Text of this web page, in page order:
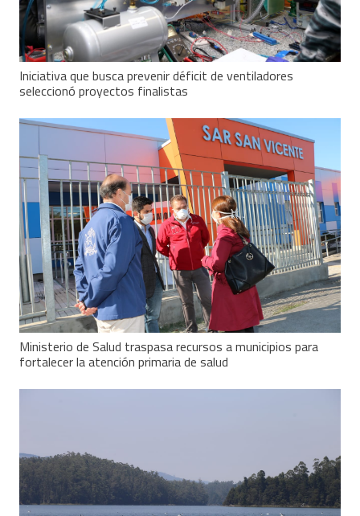
Iniciativa que busca prevenir déficit de ventiladores
seleccionó proyectos finalistas
Ministerio de Salud traspasa recursos a municipios para
fortalecer la atención primaria de salud